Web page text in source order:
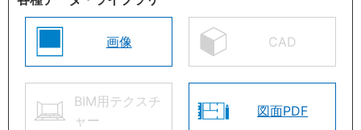
画像 CAD
BIM用テクスチ
ャー
図面PDF